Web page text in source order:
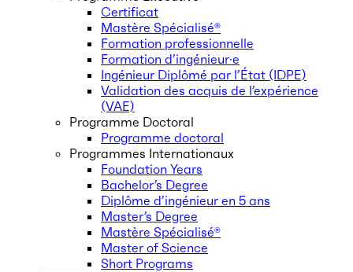
Certificat
Mastère Spécialisé®
Formation professionnelle
Formation d’ingénieur·e
Ingénieur Diplômé par l’État (IDPE)
Validation des acquis de l’expérience
(VAE)
Programme Doctoral
Programme doctoral
Programmes Internationaux
Foundation Years
Bachelor’s Degree
Diplôme d’ingénieur en 5 ans
Master’s Degree
Mastère Spécialisé®
Master of Science
Short Programs